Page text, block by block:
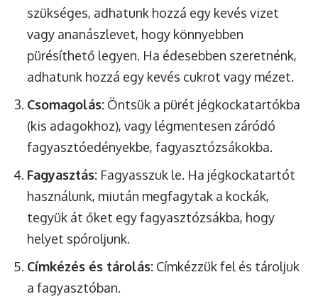
szükséges, adhatunk hozzá egy kevés vizet
vagy ananászlevet, hogy könnyebben
pürésíthető legyen. Ha édesebben szeretnénk,
adhatunk hozzá egy kevés cukrot vagy mézet.
Csomagolás: Öntsük a pürét jégkockatartókba
(kis adagokhoz), vagy légmentesen záródó
fagyasztóedényekbe, fagyasztózsákokba.
Fagyasztás: Fagyasszuk le. Ha jégkockatartót
használunk, miután megfagytak a kockák,
tegyük át őket egy fagyasztózsákba, hogy
helyet spóroljunk.
Címkézés és tárolás: Címkézzük fel és tároljuk
a fagyasztóban.